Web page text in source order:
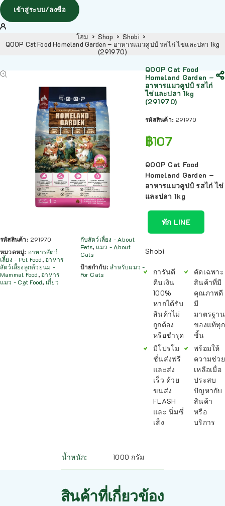
เข้าสู่ระบบ/ลงชื่อ
โฮม Shop
Shobi
QOOP Cat Food Homeland Garden – อาหารแมวคูปป์ รสไก่ ไข่และปลา 1kg
(291970)
รหัสสินค้า: 291970
หมวดหมู่: อาหารสัตว์
เลี้ยง - Pet Food, อาหาร
สัตว์เลี้ยงลูกด้วยนม -
Mammal Food, อาหาร
แมว - Cat Food, เกี่ยว
กับสัตว์เลี้ยง - About
Pets, แมว - About
Cats
ป้ายกำกับ:สำหรับแมว -
For Cats
QOOP Cat Food
Homeland Garden –
อาหารแมวคูปป์ รสไก่
ไข่และปลา 1kg
(291970)
รหัสสินค้า: 291970
฿107
QOOP Cat Food
Homeland Garden –
อาหารแมวคูปป์ รสไก่ ไข่
และปลา 1kg
ทัก LINE
Shobi
การันตี
คืนเงิน
100%
หากได้รับ
สินค้าไม่
ถูกต้อง
หรือชำรุด
มีโปรโม
ชั่นส่งฟรี
และส่ง
เร็ว ด้วย
ขนส่ง
FLASH
และ นิ่มซี่
เส็ง
คัดเฉพาะ
สินค้าที่มี
คุณภาพดี
มี
มาตรฐาน
ของแท้ทุก
ชิ้น
พร้อมให้
ความช่วย
เหลือเมื่อ
ประสบ
ปัญหากับ
สินค้า
หรือ
บริการ
น้ำหนัก 1000 กรัม
สินค้าที่เกี่ยวข้อง